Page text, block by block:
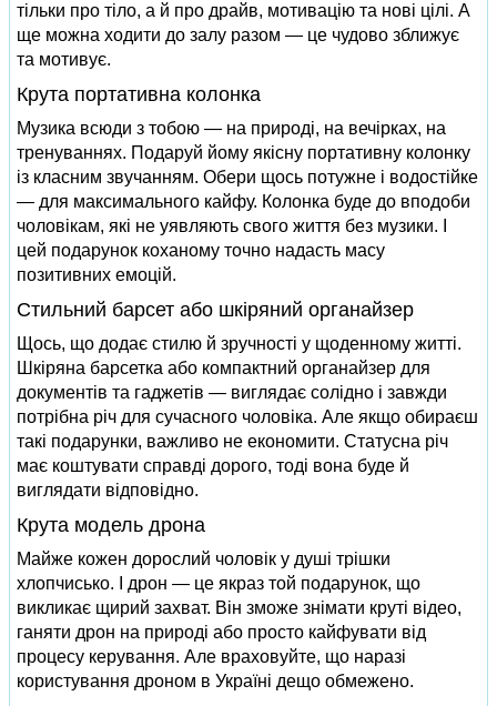
тільки про тіло, а й про драйв, мотивацію та нові цілі. А
ще можна ходити до залу разом — це чудово зближує
та мотивує.
Крута портативна колонка
Музика всюди з тобою — на природі, на вечірках, на
тренуваннях. Подаруй йому якісну портативну колонку
із класним звучанням. Обери щось потужне і водостійке
— для максимального кайфу. Колонка буде до вподоби
чоловікам, які не уявляють свого життя без музики. І
цей подарунок коханому точно надасть масу
позитивних емоцій.
Стильний барсет або шкіряний органайзер
Щось, що додає стилю й зручності у щоденному житті.
Шкіряна барсетка або компактний органайзер для
документів та гаджетів — виглядає солідно і завжди
потрібна річ для сучасного чоловіка. Але якщо обираєш
такі подарунки, важливо не економити. Статусна річ
має коштувати справді дорого, тоді вона буде й
виглядати відповідно.
Крута модель дрона
Майже кожен дорослий чоловік у душі трішки
хлопчисько. І дрон — це якраз той подарунок, що
викликає щирий захват. Він зможе знімати круті відео,
ганяти дрон на природі або просто кайфувати від
процесу керування. Але враховуйте, що наразі
користування дроном в Україні дещо обмежено.